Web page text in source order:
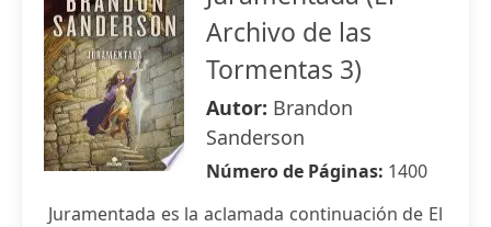
Archivo de las
Tormentas 3)
Autor: Brandon
Sanderson
Número de Páginas: 1400
Juramentada es la aclamada continuación de El